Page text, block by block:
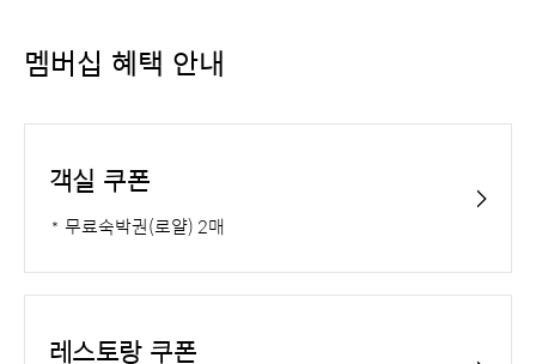
멤버십 혜택 안내
객실 쿠폰
무료숙박권(로얄) 2매
레스토랑 쿠폰